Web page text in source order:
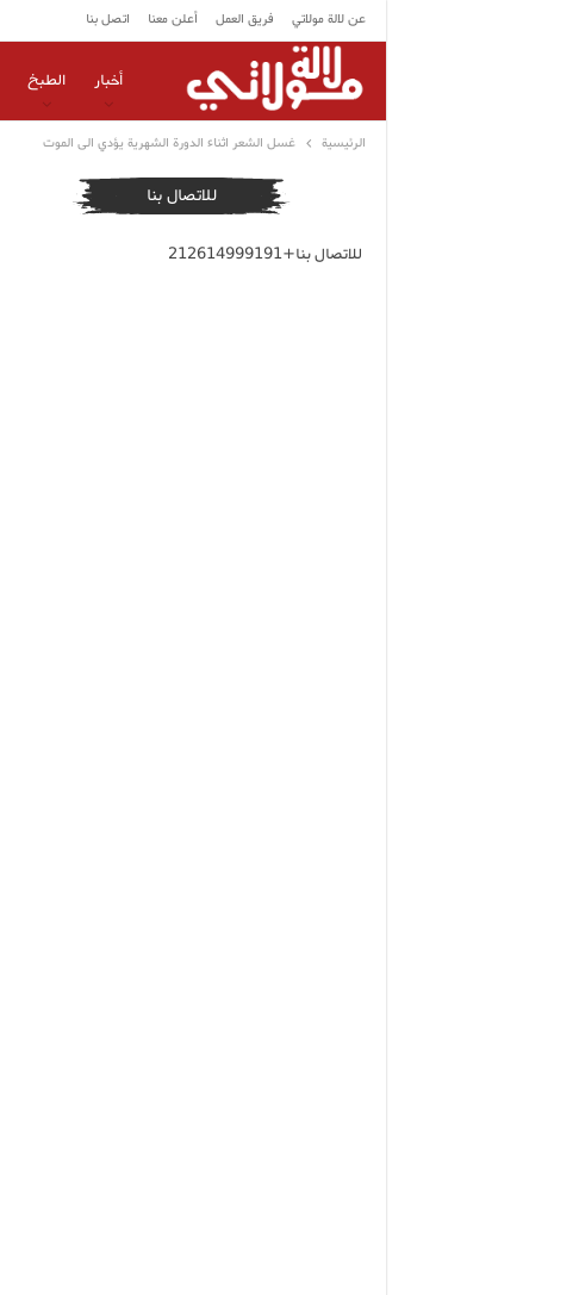
عن لالة مولاتي فريق العمل أعلن معنا اتصل بنا
أخبار الطبخ
الرئيسية غسل الشعر اثناء الدورة الشهرية يؤدي الى الموت
للاتصال بنا
للاتصال بنا+212614999191